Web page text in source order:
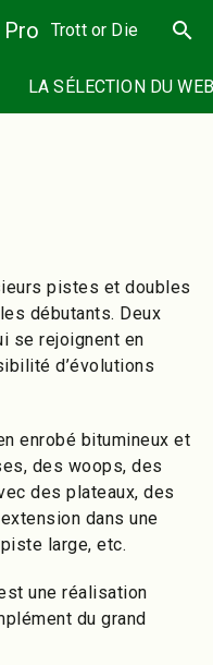
Trott or Die search
LA SÉLECTION DU
pistes et doubles
débutants. Deux
se rejoignent en
d’évolutions
enrobé bitumineux et
des woops, des
des plateaux, des
dans une
large, etc.
une réalisation
du grand